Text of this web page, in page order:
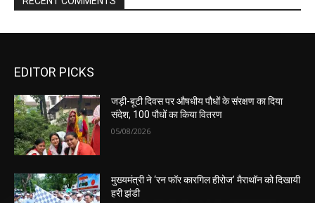
EDITOR PICKS
जड़ी-बूटी दिवस पर औषधीय पौधों के संरक्षण का दिया
संदेश, 100 पौधों का किया वितरण
05/08/2026
मुख्यमंत्री ने ‘रन फॉर कारगिल हीरोज’ मैराथॉन को दिखायी
हरी झंडी